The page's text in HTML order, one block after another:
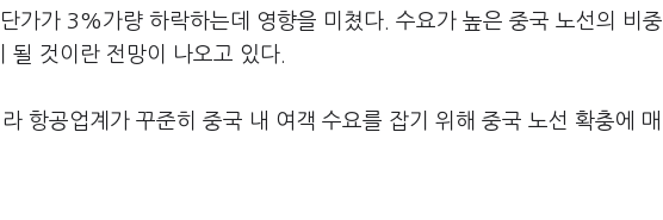
가가 3%가량 하락하는데 영향을 미쳤다. 수요가 높은 중국 노선의 비중
될 것이란 전망이 나오고 있다.
항공업계가 꾸준히 중국 내 여객 수요를 잡기 위해 중국 노선 확충에 매